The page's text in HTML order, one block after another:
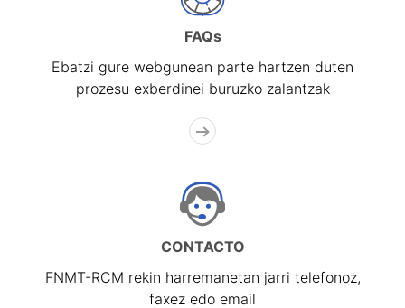
FAQs
Ebatzi gure webgunean parte hartzen duten
prozesu exberdinei buruzko zalantzak
CONTACTO
FNMT-RCM rekin harremanetan jarri telefonoz,
faxez edo email